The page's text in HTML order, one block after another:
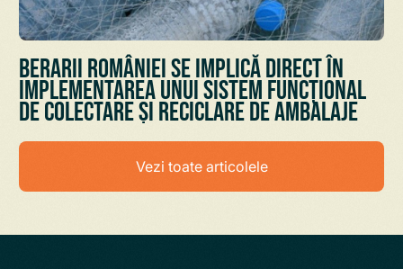
Berarii României se implică direct în
implementarea unui sistem funcțional
de colectare și reciclare de ambalaje
Vezi toate articolele